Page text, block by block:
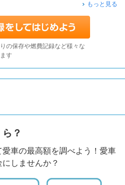
もっと見る
の保存や燃費記録など様々な
す
？
車の最高額を調べよう！愛車
しませんか？